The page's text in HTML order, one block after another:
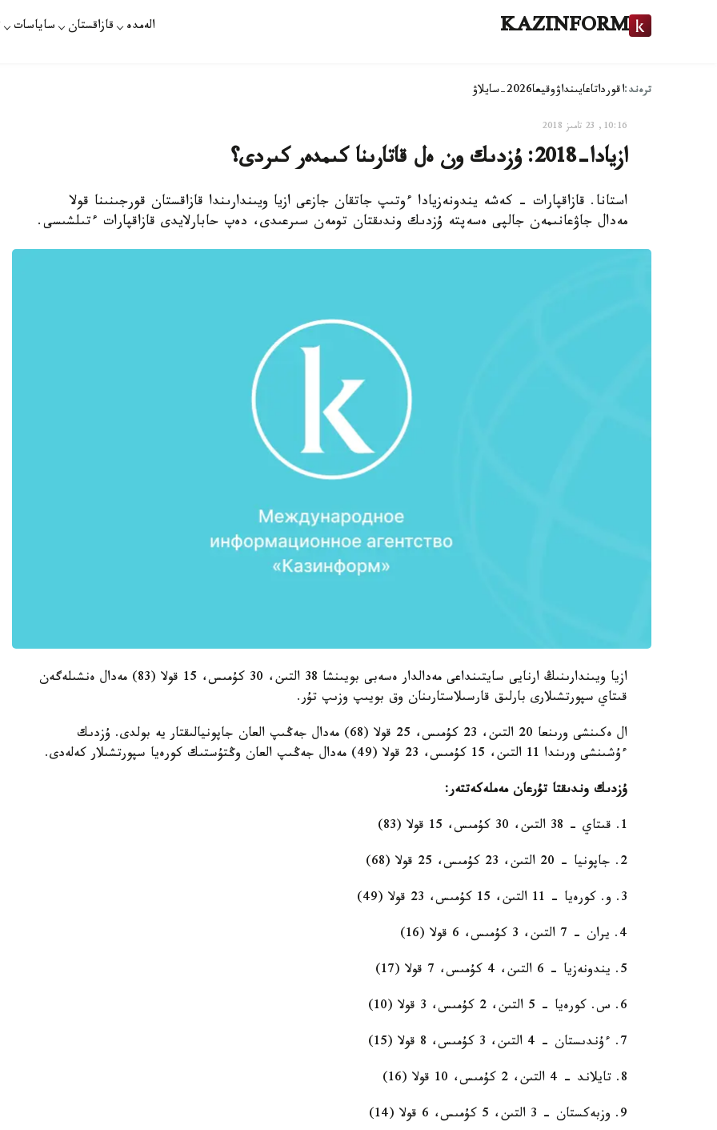
KAZINFORM الەمدە قازاقستان ساياسات
ترەند:اقورداتاعايىنداۋوقيعا2026-سايلاۋ
10:16, 23 تامىز 2018
ازيادا-2018: ۇزدىك ون ەل قاتارىنا كىمدەر كىردى؟
استانا. قازاقپارات - كەشە يندونەزيادا ءوتىپ جاتقان جازعى ازيا ويىندارىندا قازاقستان قورجىنىنا قولا
مەدال جاۋعانىمەن جالپى ەسەپتە ۇزدىك وندىقتان تومەن سىرعىدى، دەپ حابارلايدى قازاقپارات ءتىلشىسى.
ازيا ويىندارىنىڭ ارنايى سايتىنداعى مەدالدار ەسەبى بويىنشا 38 التىن، 30 كۇمىس، 15 قولا (83) مەدال ەنشىلەگەن
قىتاي سپورتشىلارى بارلىق قارسىلاستارىنان وق بويىپ وزىپ تۇر.
ال ەكىنشى ورىنعا 20 التىن، 23 كۇمىس، 25 قولا (68) مەدال جەڭىپ العان جاپونيالىقتار يە بولدى. ۇزدىك
ءۇشىنشى ورىندا 11 التىن، 15 كۇمىس، 23 قولا (49) مەدال جەڭىپ العان وڭتۇستىك كورەيا سپورتشىلار كەلەدى.
ۇزدىك وندىقتا تۇرعان مەملەكەتتەر:
1. قىتاي - 38 التىن، 30 كۇمىس، 15 قولا (83)
2. جاپونيا - 20 التىن، 23 كۇمىس، 25 قولا (68)
3. و. كورەيا - 11 التىن، 15 كۇمىس، 23 قولا (49)
4. يران - 7 التىن، 3 كۇمىس، 6 قولا (16)
5. يندونەزيا - 6 التىن، 4 كۇمىس، 7 قولا (17)
6. س. كورەيا - 5 التىن، 2 كۇمىس، 3 قولا (10)
7. ءۇندىستان - 4 التىن، 3 كۇمىس، 8 قولا (15)
8. تايلاند - 4 التىن، 2 كۇمىس، 10 قولا (16)
9. وزبەكستان - 3 التىن، 5 كۇمىس، 6 قولا (14)